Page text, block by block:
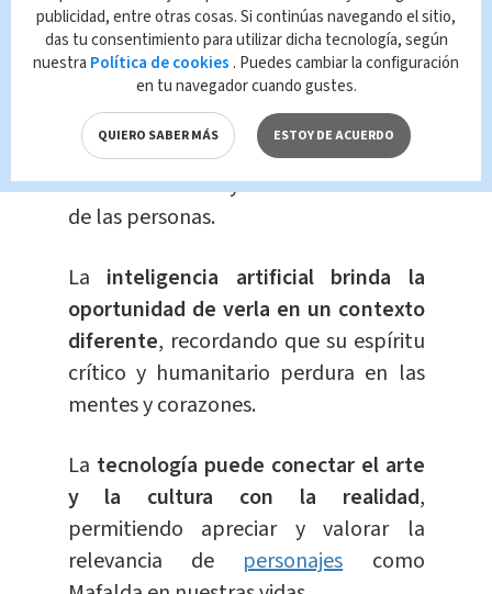
influencia continúa inspirando a
generaciones posteriores.
Con más de medio siglo desde su
creación, el personaje de Quino sigue
siendo relevante y cercano al corazón
de las personas.
La inteligencia artificial brinda la
oportunidad de verla en un contexto
diferente, recordando que su espíritu
crítico y humanitario perdura en las
mentes y corazones.
La tecnología puede conectar el arte
y la cultura con la realidad,
permitiendo apreciar y valorar la
relevancia de personajescomo
publicidad, entre otras cosas. Si continúas navegando el sitio,
das tu consentimiento para utilizar dicha tecnología, según
nuestra Política de cookies . Puedes cambiar la configuración
en tu navegador cuando gustes.
QUIERO SABER MÁS ESTOY DE ACUERDO